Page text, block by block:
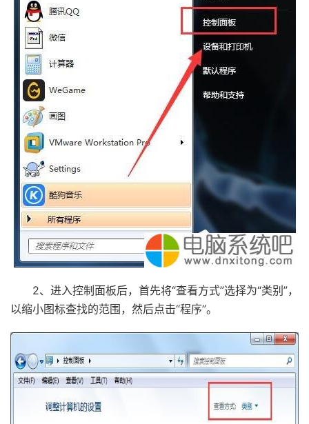
2、进入控制面板后，首先将“查看方式”选择为“类别”，
以缩小图标查找的范围，然后点击“程序”。